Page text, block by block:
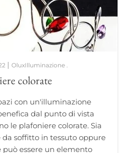
OluxIlluminazione .
colorate
con un'illuminazione
dal punto di vista
le plafoniere colorate. Sia
soffitto in tessuto oppure
può essere un elemento